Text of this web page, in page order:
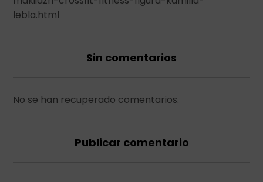
lebla.html
Sin comentarios
No se han recuperado comentarios.
Publicar comentario